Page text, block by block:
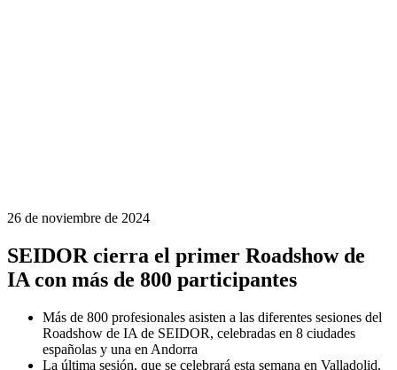
26 de noviembre de 2024
SEIDOR cierra el primer Roadshow de
IA con más de 800 participantes
Más de 800 profesionales asisten a las diferentes sesiones del
Roadshow de IA de SEIDOR, celebradas en 8 ciudades
españolas y una en Andorra
La última sesión, que se celebrará esta semana en Valladolid,